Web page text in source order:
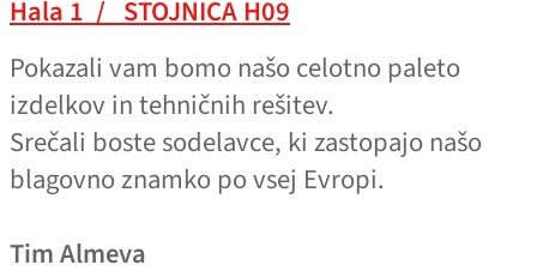
Hala 1 / STOJNICA H09
Pokazali vam bomo našo celotno paleto
izdelkov in tehničnih rešitev.
Srečali boste sodelavce, ki zastopajo našo
blagovno znamko po vsej Evropi.
Tim Almeva